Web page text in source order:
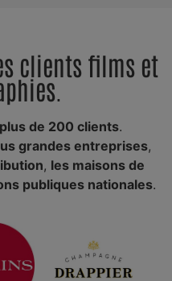
clients films et
plus de 200 clients.
grandes entreprises,
, les maisons de
publiques nationales.